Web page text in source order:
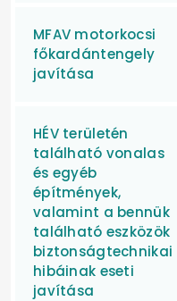
MFAV motorkocsi
főkardántengely
javítása
HÉV területén
található vonalas
és egyéb
építmények,
valamint a bennük
található eszközök
biztonságtechnikai
hibáinak eseti
javítása